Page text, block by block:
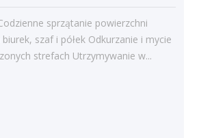
sprzątanie powierzchni
szaf i półek Odkurzanie i mycie
strefach Utrzymywanie w...